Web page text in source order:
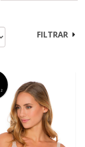
FILTRAR
2